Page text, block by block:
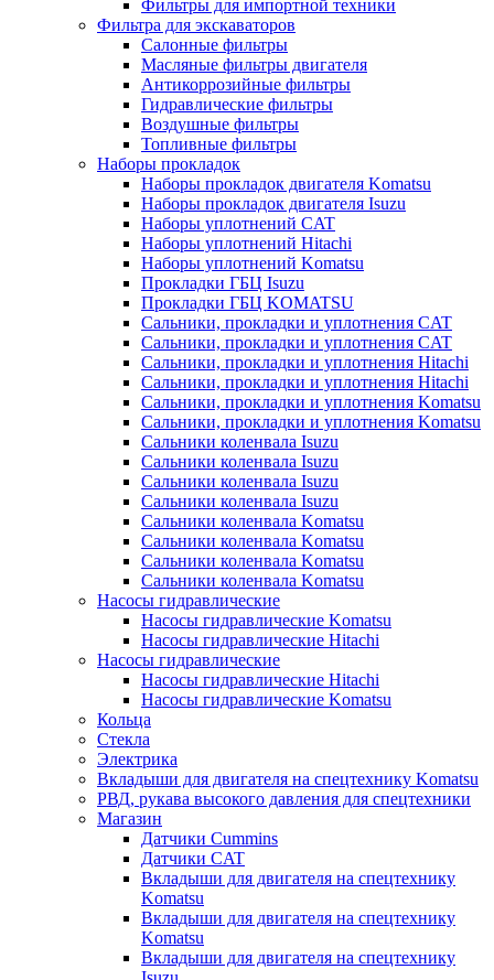
Фильтры для импортной техники
Фильтра для экскаваторов
Салонные фильтры
Масляные фильтры двигателя
Антикоррозийные фильтры
Гидравлические фильтры
Воздушные фильтры
Топливные фильтры
Наборы прокладок
Наборы прокладок двигателя Komatsu
Наборы прокладок двигателя Isuzu
Наборы уплотнений CAT
Наборы уплотнений Hitachi
Наборы уплотнений Komatsu
Прокладки ГБЦ Isuzu
Прокладки ГБЦ KOMATSU
Сальники, прокладки и уплотнения CAT
Сальники, прокладки и уплотнения CAT
Сальники, прокладки и уплотнения Hitachi
Сальники, прокладки и уплотнения Hitachi
Сальники, прокладки и уплотнения Komatsu
Сальники, прокладки и уплотнения Komatsu
Сальники коленвала Isuzu
Сальники коленвала Isuzu
Сальники коленвала Isuzu
Сальники коленвала Isuzu
Сальники коленвала Komatsu
Сальники коленвала Komatsu
Сальники коленвала Komatsu
Сальники коленвала Komatsu
Насосы гидравлические
Насосы гидравлические Komatsu
Насосы гидравлические Hitachi
Насосы гидравлические
Насосы гидравлические Hitachi
Насосы гидравлические Komatsu
Кольца
Стекла
Электрика
Вкладыши для двигателя на спецтехнику Komatsu
РВД, рукава высокого давления для спецтехники
Магазин
Датчики Cummins
Датчики CAT
Вкладыши для двигателя на спецтехнику
Komatsu
Вкладыши для двигателя на спецтехнику
Komatsu
Вкладыши для двигателя на спецтехнику